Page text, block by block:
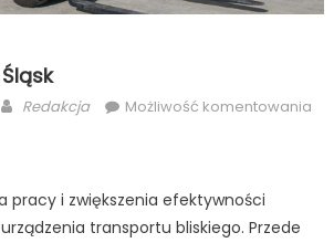
Author
Redakcja Możliwość komentowania
pracy i zwiększenia efektywności
transportu bliskiego. Przede